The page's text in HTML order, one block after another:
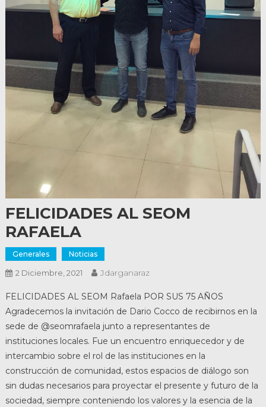
FELICIDADES AL SEOM
RAFAELA
Generales Noticias
2 Diciembre, 2021 Jdarganaraz
FELICIDADES AL SEOM Rafaela POR SUS 75 AÑOS
Agradecemos la invitación de Dario Cocco de recibirnos en la
sede de @seomrafaela junto a representantes de
instituciones locales. Fue un encuentro enriquecedor y de
intercambio sobre el rol de las instituciones en la
construcción de comunidad, estos espacios de diálogo son
sin dudas necesarios para proyectar el presente y futuro de la
sociedad, siempre conteniendo los valores y la esencia de la